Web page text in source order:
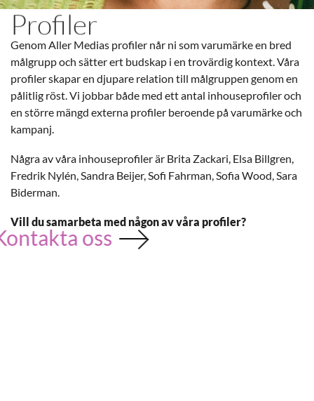
Profiler
Genom Aller Medias profiler når ni som varumärke en bred
målgrupp och sätter ert budskap i en trovärdig kontext. Våra
profiler skapar en djupare relation till målgruppen genom en
pålitlig röst. Vi jobbar både med ett antal inhouseprofiler och
en större mängd externa profiler beroende på varumärke och
kampanj.
Några av våra inhouseprofiler är Brita Zackari, Elsa Billgren,
Fredrik Nylén, Sandra Beijer, Sofi Fahrman, Sofia Wood, Sara
Biderman.
Vill du samarbeta med någon av våra profiler?
Kontakta oss